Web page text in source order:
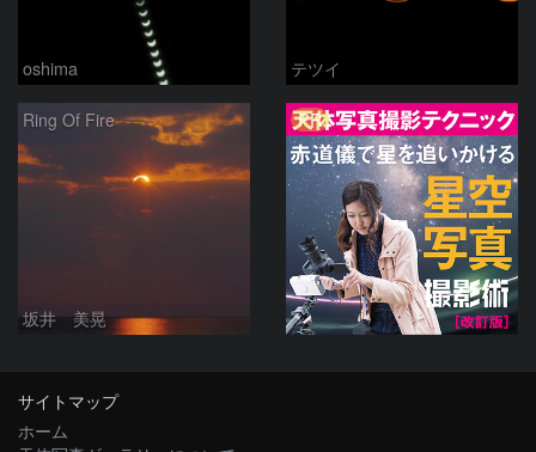
oshima テツイ
Ring Of Fire
坂井 美晃
PR
サイトマップ
ホーム